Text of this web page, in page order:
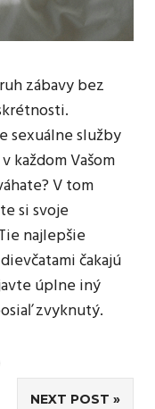
zábavy bez
sexuálne služby
každom Vašom
V tom
si svoje
najlepšie
čakajú
úplne iný
zvyknutý.
NEXT POST